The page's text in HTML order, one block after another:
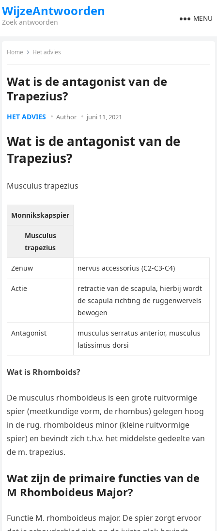
WijzeAntwoorden
Zoek antwoorden MENU
Home Het advies
Wat is de antagonist van de
Trapezius?
HET ADVIES Author juni 11, 2021
Wat is de antagonist van de
Trapezius?
Musculus trapezius
Monnikskapspier
Musculus
trapezius
Zenuw nervus accessorius (C2-C3-C4)
Actie
retractie van de scapula, hierbij wordt
de scapula richting de ruggenwervels
bewogen
Antagonist
musculus serratus anterior, musculus
latissimus dorsi
Wat is Rhomboids?
De musculus rhomboideus is een grote ruitvormige
spier (meetkundige vorm, de rhombus) gelegen hoog
in de rug. rhomboideus minor (kleine ruitvormige
spier) en bevindt zich t.h.v. het middelste gedeelte van
de m. trapezius.
Wat zijn de primaire functies van de
M Rhomboideus Major?
Functie M. rhomboideus major. De spier zorgt ervoor